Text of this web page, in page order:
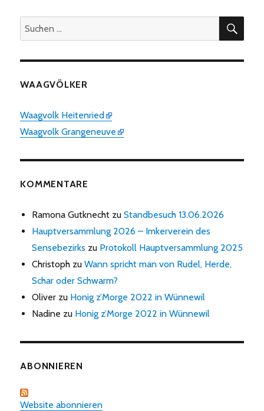
Suchen
nach:
WAAGVÖLKER
Waagvolk Heitenried
Waagvolk Grangeneuve
KOMMENTARE
Ramona Gutknecht zuStandbesuch 13.06.2026
Hauptversammlung 2026 – Imkerverein des
Sensebezirks zu Protokoll Hauptversammlung 2025
Christoph zuWann spricht man von Rudel, Herde,
Schar oder Schwarm?
Oliver zu Honig z’Morge 2022 in Wünnewil
Nadine zu Honig z’Morge 2022 in Wünnewil
ABONNIEREN
Website abonnieren